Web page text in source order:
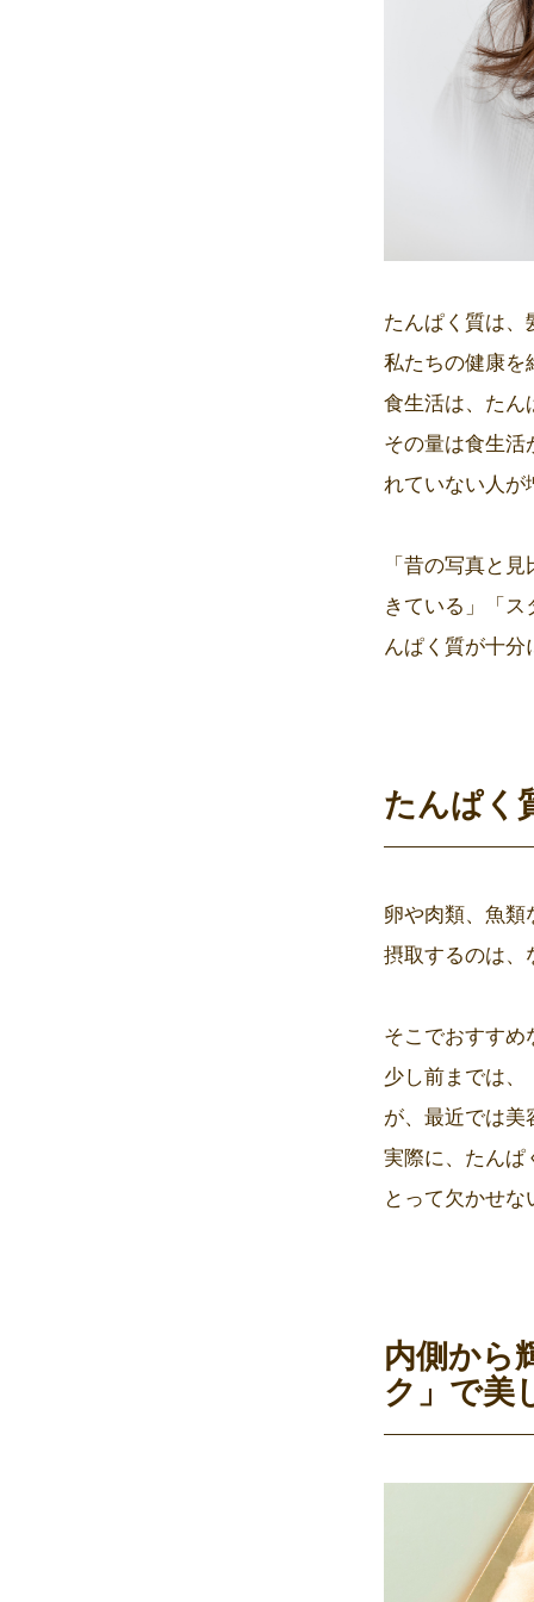
たんぱく質は、
私たちの健康を
食生活は、たん
その量は食生活
れていない人が
「昔の写真と
きている」「
んぱく質が十分
たんぱく
卵や肉類、魚類
摂取するのは、
そこでおすすめ
少し前までは、
が、最近では美
実際に、たんぱ
とって欠かせ
内側から
ク」で美